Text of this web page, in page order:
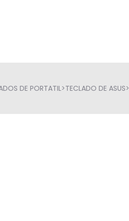
DE PORTATIL>TECLADO DE ASUS>